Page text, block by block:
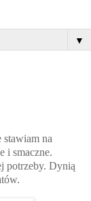
▼
stawiam na
i smaczne.
potrzeby. Dynią